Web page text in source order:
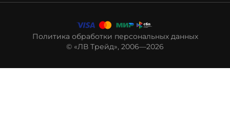
© «ЛВ Трейд», 2006—2026
Политика обработки персональных данных